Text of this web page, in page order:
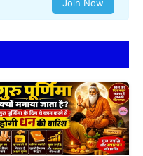
Join Now